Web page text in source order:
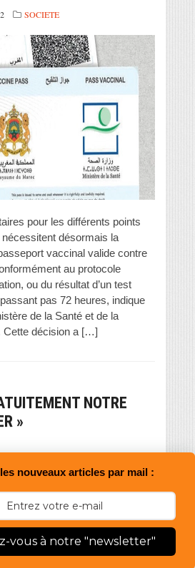
SOCIETE
pour les différents points
nécessitent désormais la
vaccinal valide contre
au protocole
ou du résultat d’un test
pas 72 heures, indique
de la Santé et de la
Cette décision a […]
NOTRE
»
nouveaux articles par mail :
vous à notre "newsletter"